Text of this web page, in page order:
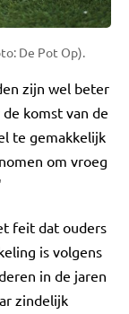
De Pot Op).
zijn wel beter
komst van de
te gemakkelijk
om vroeg
feit dat ouders
is volgens
in de jaren
zindelijk